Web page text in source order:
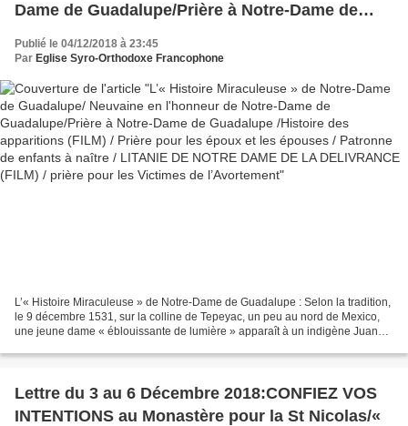
Dame de Guadalupe/Prière à Notre-Dame de
Guadalupe /Histoire des apparitions (FILM) /
Prière pour les époux et les épouses / Patronne
DE LA DELIVRANCE (FILM) / prière pour les
Victimes de l’Avortement
Publié le 04/12/2018 à 23:45
Par Eglise Syro-Orthodoxe Francophone
L’« Histoire Miraculeuse » de Notre-Dame de Guadalupe : Selon la tradition,
le 9 décembre 1531, sur la colline de Tepeyac, un peu au nord de Mexico,
une jeune dame « éblouissante de lumière » apparaît à un indigène Juan
Lettre du 3 au 6 Décembre 2018:CONFIEZ VOS
INTENTIONS au Monastère pour la St Nicolas/«